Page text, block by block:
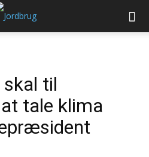
til
tale klima